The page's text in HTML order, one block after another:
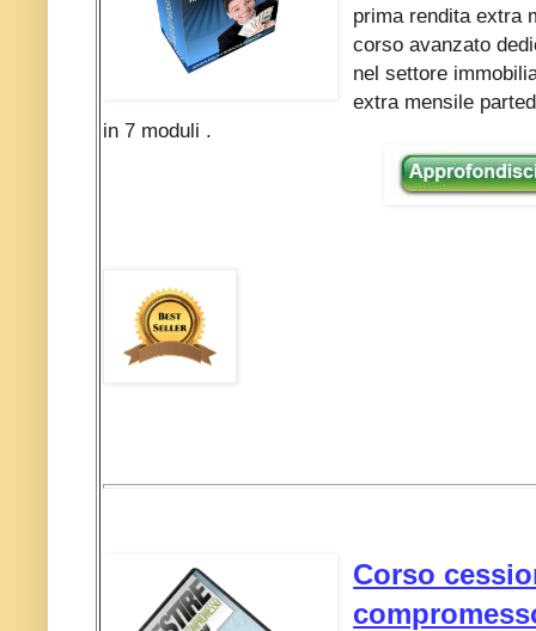
prima rendita extra
corso avanzato
nel settore
extra mensile
in 7 moduli .
Corso